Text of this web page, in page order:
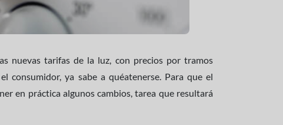
nuevas tarifas de la luz, con precios por tramos
consumidor, ya sabe a quéatenerse. Para que el
en práctica algunos cambios, tarea que resultará